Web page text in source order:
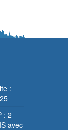
:
: 2
avec